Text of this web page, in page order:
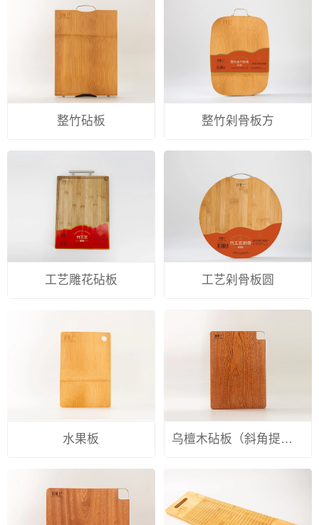
整竹砧板 整竹剁骨板方
工艺雕花砧板 工艺剁骨板圆
水果板 乌檀木砧板（斜角提手）